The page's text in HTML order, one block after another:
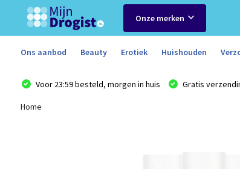
Onze merken
Ons aanbod Beauty Erotiek Huishouden
Voor 23:59 besteld, morgen in huis Gratis
Home